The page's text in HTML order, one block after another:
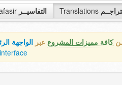
التفاسيــر Translations
كافة مميزات المشروع عبر الواجهة